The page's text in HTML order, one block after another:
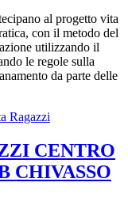
al progetto vita
con il metodo del
utilizzando il
le regole sulla
da parte delle
Ragazzi
CENTRO
CHIVASSO